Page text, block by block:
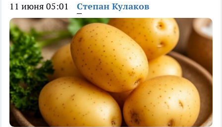
11 июня 05:01 Степан Кулаков